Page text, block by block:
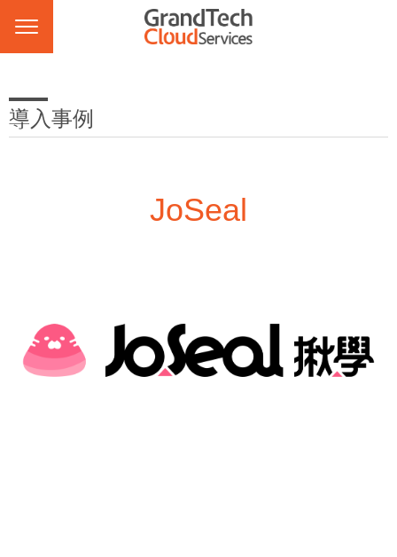
導入事例
JoSeal